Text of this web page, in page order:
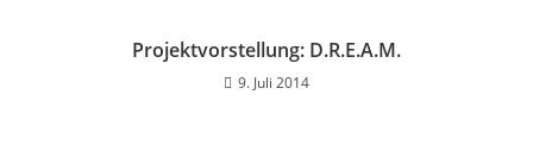
Projektvorstellung: D.R.E.A.M.
9. Juli 2014